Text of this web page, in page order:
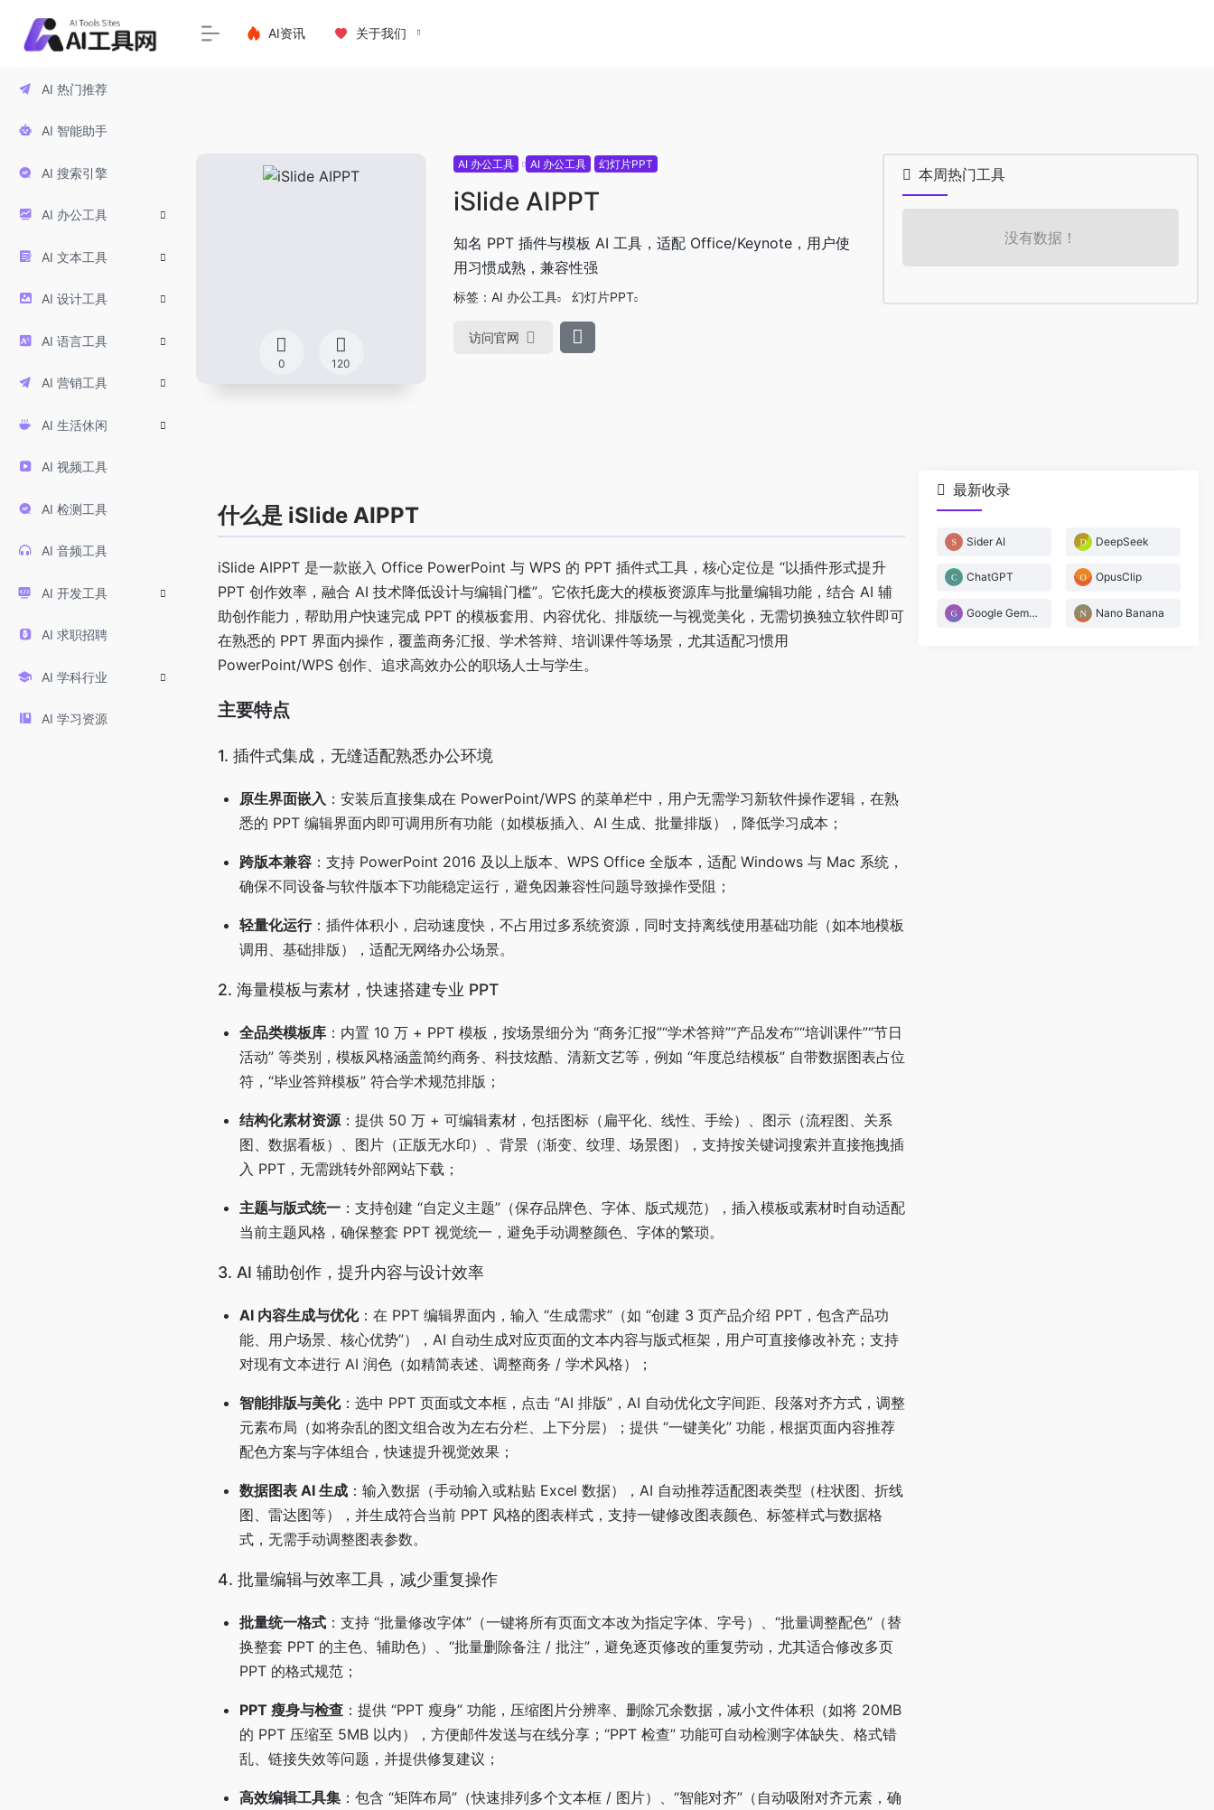
AI 热门推荐
AI 智能助手
AI 搜索引擎
AI 办公工具
AI 文本工具
AI 设计工具
AI 语言工具
AI 营销工具
AI 生活休闲
AI 视频工具
AI 检测工具
AI 音频工具
AI 开发工具
AI 求职招聘
AI 学科行业
AI 学习资源
AI资讯 关于我们
0 120
AI 办公工具 AI 办公工具 幻灯片PPT
iSlide AIPPT
知名 PPT 插件与模板 AI 工具，适配 Office/Keynote，用户使
用习惯成熟，兼容性强
标签： AI 办公工具 幻灯片PPT
访问官网
本周热门工具
没有数据！
什么是 iSlide AIPPT
iSlide AIPPT 是一款嵌入 Office PowerPoint 与 WPS 的 PPT 插件式工具，核心定位是 “以插件形式提升
PPT 创作效率，融合 AI 技术降低设计与编辑门槛”。它依托庞大的模板资源库与批量编辑功能，结合 AI 辅
助创作能力，帮助用户快速完成 PPT 的模板套用、内容优化、排版统一与视觉美化，无需切换独立软件即可
在熟悉的 PPT 界面内操作，覆盖商务汇报、学术答辩、培训课件等场景，尤其适配习惯用
PowerPoint/WPS 创作、追求高效办公的职场人士与学生。
主要特点
1. 插件式集成，无缝适配熟悉办公环境
原生界面嵌入 ：安装后直接集成在 PowerPoint/WPS 的菜单栏中，用户无需学习新软件操作逻辑，在熟
悉的 PPT 编辑界面内即可调用所有功能（如模板插入、AI 生成、批量排版），降低学习成本；
跨版本兼容 ：支持 PowerPoint 2016 及以上版本、WPS Office 全版本，适配 Windows 与 Mac 系统，
确保不同设备与软件版本下功能稳定运行，避免因兼容性问题导致操作受阻；
轻量化运行：插件体积小，启动速度快，不占用过多系统资源，同时支持离线使用基础功能（如本地模板
调用、基础排版），适配无网络办公场景。
2. 海量模板与素材，快速搭建专业 PPT
全品类模板库 ：内置 10 万 + PPT 模板，按场景细分为 “商务汇报”“学术答辩”“产品发布”“培训课件”“节日
活动” 等类别，模板风格涵盖简约商务、科技炫酷、清新文艺等，例如 “年度总结模板” 自带数据图表占位
符，“毕业答辩模板” 符合学术规范排版；
结构化素材资源：提供 50 万 + 可编辑素材，包括图标（扁平化、线性、手绘）、图示（流程图、关系
图、数据看板）、图片（正版无水印）、背景（渐变、纹理、场景图），支持按关键词搜索并直接拖拽插
入 PPT，无需跳转外部网站下载；
主题与版式统一 ：支持创建 “自定义主题”（保存品牌色、字体、版式规范），插入模板或素材时自动适配
当前主题风格，确保整套 PPT 视觉统一，避免手动调整颜色、字体的繁琐。
3. AI 辅助创作，提升内容与设计效率
AI 内容生成与优化：在 PPT 编辑界面内，输入 “生成需求”（如 “创建 3 页产品介绍 PPT，包含产品功
能、用户场景、核心优势”），AI 自动生成对应页面的文本内容与版式框架，用户可直接修改补充；支持
对现有文本进行 AI 润色（如精简表述、调整商务 / 学术风格）；
智能排版与美化：选中 PPT 页面或文本框，点击 “AI 排版”，AI 自动优化文字间距、段落对齐方式，调整
元素布局（如将杂乱的图文组合改为左右分栏、上下分层）；提供 “一键美化” 功能，根据页面内容推荐
配色方案与字体组合，快速提升视觉效果；
数据图表 AI 生成 ：输入数据（手动输入或粘贴 Excel 数据），AI 自动推荐适配图表类型（柱状图、折线
图、雷达图等），并生成符合当前 PPT 风格的图表样式，支持一键修改图表颜色、标签样式与数据格
式，无需手动调整图表参数。
4. 批量编辑与效率工具，减少重复操作
批量统一格式 ：支持 “批量修改字体”（一键将所有页面文本改为指定字体、字号）、“批量调整配色”（替
换整套 PPT 的主色、辅助色）、“批量删除备注 / 批注”，避免逐页修改的重复劳动，尤其适合修改多页
PPT 的格式规范；
PPT 瘦身与检查 ：提供 “PPT 瘦身” 功能，压缩图片分辨率、删除冗余数据，减小文件体积（如将 20MB
的 PPT 压缩至 5MB 以内），方便邮件发送与在线分享；“PPT 检查” 功能可自动检测字体缺失、格式错
乱、链接失效等问题，并提供修复建议；
高效编辑工具集 ：包含 “矩阵布局”（快速排列多个文本框 / 图片）、“智能对齐”（自动吸附对齐元素，确
最新收录
Sider AI DeepSeek
ChatGPT OpusClip
Google Gemini Nano Banana